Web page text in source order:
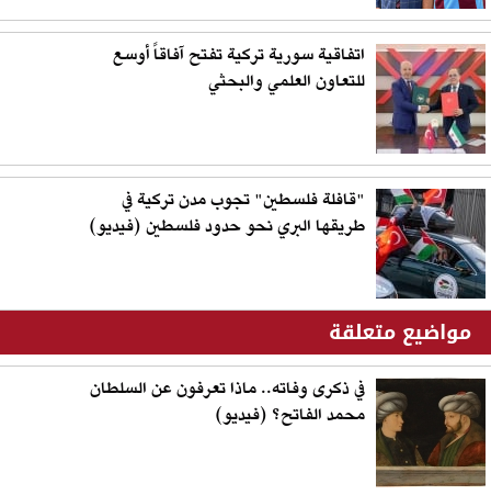
اتفاقية سورية تركية تفتح آفاقاً أوسع
للتعاون العلمي والبحثي
"قافلة فلسطين" تجوب مدن تركية في
طريقها البري نحو حدود فلسطين (فيديو)
مواضيع متعلقة
في ذكرى وفاته.. ماذا تعرفون عن السلطان
محمد الفاتح؟ (فيديو)